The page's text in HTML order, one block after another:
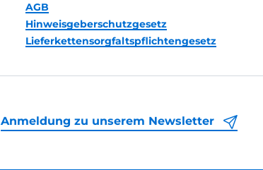
AGB
Hinweisgeberschutzgesetz
Lieferkettensorgfaltspflichtengesetz
Anmeldung zu unserem Newsletter